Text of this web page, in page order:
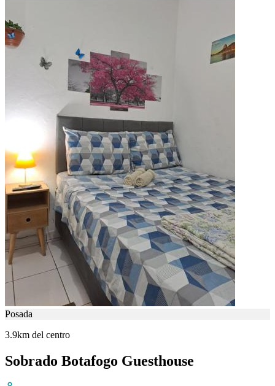
Posada
3.9km del centro
Sobrado Botafogo Guesthouse